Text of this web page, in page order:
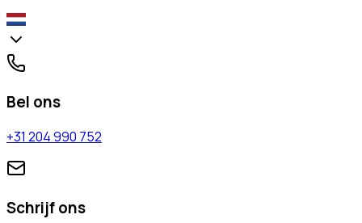
Bel ons
+31 204 990 752
Schrijf ons